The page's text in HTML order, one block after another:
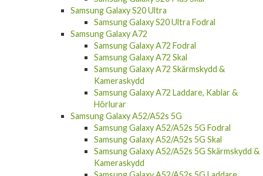
Samsung Galaxy S20
Samsung Galaxy S20 Fodral
Samsung Galaxy S20 Plus
Samsung Galaxy S20 Plus Fodral
Samsung Galaxy S20 Plus Skal
Samsung Galaxy S20 Ultra
Samsung Galaxy S20 Ultra Fodral
Samsung Galaxy A72
Samsung Galaxy A72 Fodral
Samsung Galaxy A72 Skal
Samsung Galaxy A72 Skärmskydd &
Kameraskydd
Samsung Galaxy A72 Laddare, Kablar &
Hörlurar
Samsung Galaxy A52/A52s 5G